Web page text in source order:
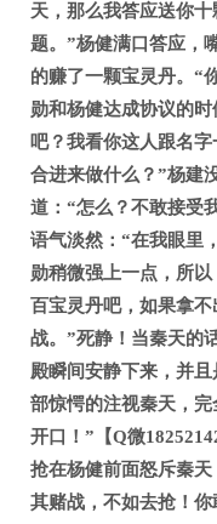
天，那么我答应送你
题。”杨健满口答应，
的赚了一颗宝灵丹。“
勋和杨健达成协议的
吧？我看你这人跟名
合进来做什么？”杨建
道：“怎么？不敢接受
语气淡然：“在我眼里
勋稍微强上一点，所
百宝灵丹吧，如果拿
战。”死静！当秦天的
殿瞬间安静下来，并
部惊愕的注视秦天，
开口！”【Q微
抢在杨健前面怒斥秦
其赌战，不如去抢！